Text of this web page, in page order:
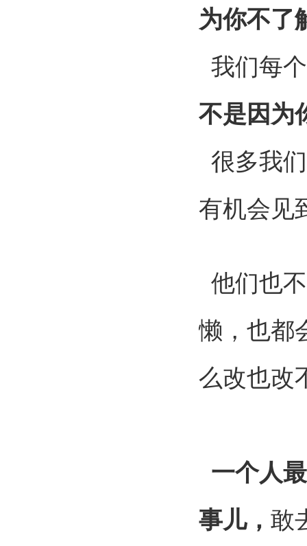
为你不了
我们每
不是因为
很多我
有机会见
他们也
懒，也都
么改也改
一个人
事儿， 敢